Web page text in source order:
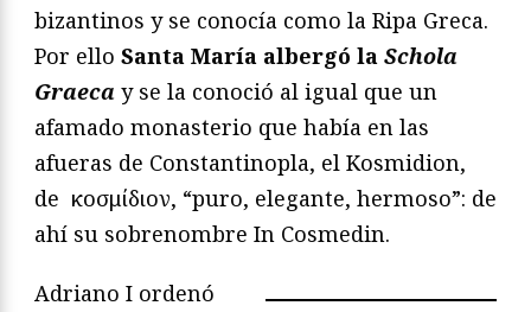
bizantinos y se conocía como la Ripa Greca.
Por ello Santa María albergó la Schola
Graeca y se la conoció al igual que un
afamado monasterio que había en las
afueras de Constantinopla, el Kosmidion,
de κοσμίδιον, “puro, elegante, hermoso”: de
ahí su sobrenombre In Cosmedin.
Adriano I ordenó